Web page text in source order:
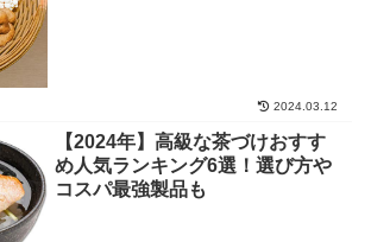
2024.03.12
【2024年】高級な茶づけおすす
め人気ランキング6選！選び方や
コスパ最強製品も